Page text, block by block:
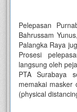
Pelepasan
Bahrussam
Palangka Raya
Prosesi
langsung oleh
PTA Surabaya
memakai masker
(physical